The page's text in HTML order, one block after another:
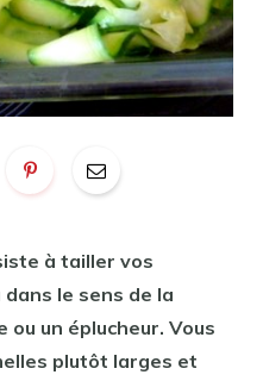
à tailler vos
dans le sens de la
ou un éplucheur. Vous
plutôt larges et